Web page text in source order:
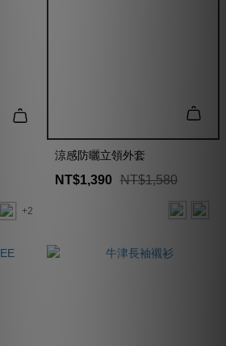
+2
涼感防曬立領外套
NT$1,390 NT$1,580